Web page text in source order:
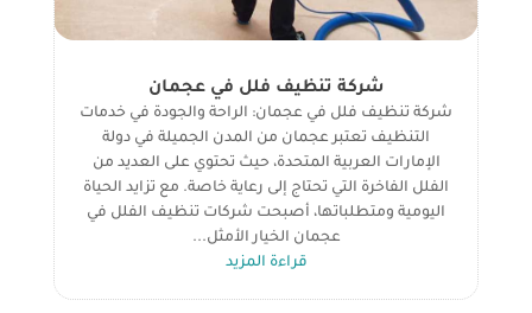
شركة تنظيف فلل في عجمان
شركة تنظيف فلل في عجمان: الراحة والجودة في خدمات
التنظيف تعتبر عجمان من المدن الجميلة في دولة
الإمارات العربية المتحدة، حيث تحتوي على العديد من
الفلل الفاخرة التي تحتاج إلى رعاية خاصة. مع تزايد الحياة
اليومية ومتطلباتها، أصبحت شركات تنظيف الفلل في
عجمان الخيار الأمثل...
قراءة المزيد